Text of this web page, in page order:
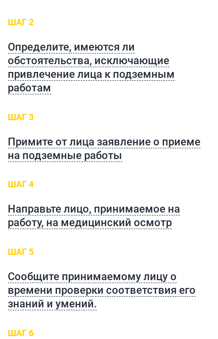
ШАГ 2
Определите, имеются ли
обстоятельства, исключающие
привлечение лица к подземным
работам
ШАГ 3
Примите от лица заявление о приеме
на подземные работы
ШАГ 4
Направьте лицо, принимаемое на
работу, на медицинский осмотр
ШАГ 5
Сообщите принимаемому лицу о
времени проверки соответствия его
знаний и умений.
ШАГ 6